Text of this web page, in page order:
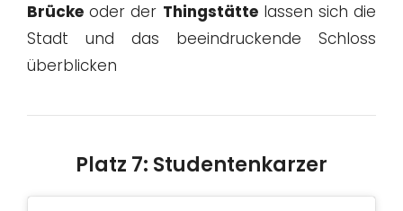
Brücke oder der Thingstättelassen sich die
Stadt und das beeindruckende Schloss
überblicken
Platz 7: Studentenkarzer